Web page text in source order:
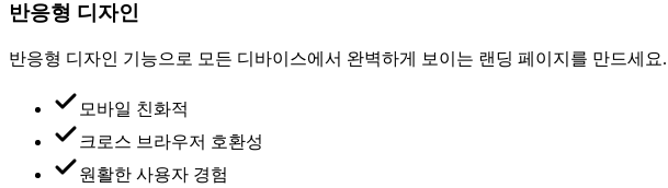
반응형 디자인
반응형 디자인 기능으로 모든 디바이스에서 완벽하게 보이는 랜딩 페이지를 만드세요.
모바일 친화적
크로스 브라우저 호환성
원활한 사용자 경험